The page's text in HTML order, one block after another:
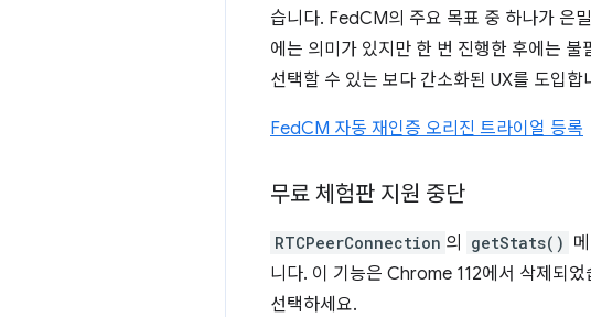
습니다. FedCM의 주요 목표 중 하나가 은
에는 의미가 있지만 한 번 진행한 후에는
선택할 수 있는 보다 간소화된 UX를 도입합
FedCM 자동 재인증 오리진 트라이얼 등록
무료 체험판 지원 중단
RTCPeerConnection 의 getStats()
니다. 이 기능은 Chrome 112에서 삭제되
선택하세요.